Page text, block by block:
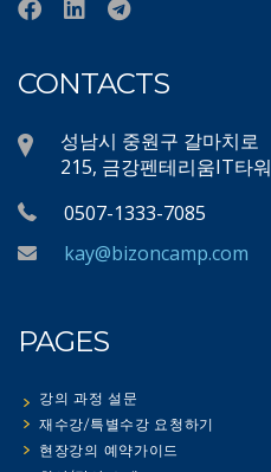
CONTACTS
성남시 중원구 갈마치로
215, 금강펜테리움IT타워
0507-1333-7085
kay@bizoncamp.com
PAGES
강의 과정 설문
재수강/특별수강 요청하기
현장강의 예약가이드